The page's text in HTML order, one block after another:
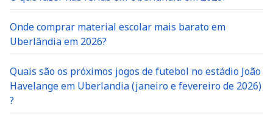
Onde comprar material escolar mais barato em
Uberlândia em 2026?
Quais são os próximos jogos de futebol no estádio João
Havelange em Uberlandia (janeiro e fevereiro de 2026)
?